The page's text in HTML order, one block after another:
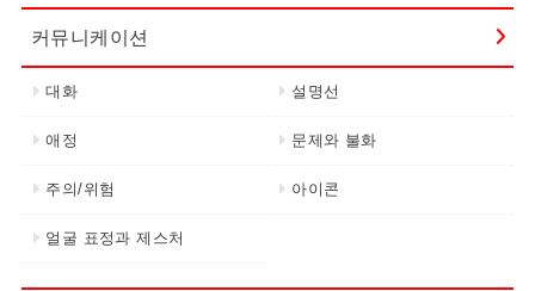
커뮤니케이션
대화 설명선
애정 문제와 불화
주의/위험 아이콘
얼굴 표정과 제스처